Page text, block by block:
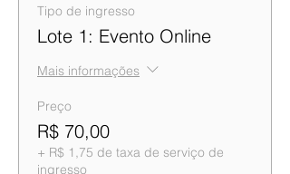
Tipo de ingresso
Lote 1: Evento Online
Mais informações
Preço
R$ 70,00
+ R$ 1,75 de taxa de serviço de
ingresso